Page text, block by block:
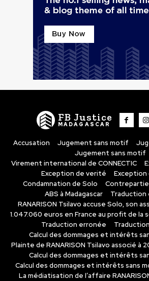
FB Justice
MADAGASCAR
Accusation Jugement sans motif
Jugement sans motif
Virement international de CONNECTIC
Exception de verité
Condamnation de Solo
ABS à Madagascar
Traduction
RANARISON Tsilavo accuse Solo, son
1.047.060 euros en France au profit de la
Traduction erronée
Calcul des dommages et intérêts
Plainte de RANARISON Tsilavo associé à
Calcul des dommages et intérêts
Calcul des dommages et intérêts sans
La médiatisation de l’affaire